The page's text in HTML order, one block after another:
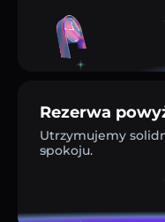
Rezerwa
Utrzymujemy
spokoju.